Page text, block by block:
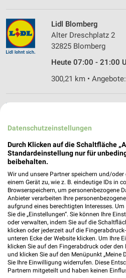
Lidl Blomberg
Alter Dreschplatz 2
32825 Blomberg
Heute 07:00 - 21:00
300,21 km •
32756 Detmold
Heute 07:00 - 21:00
ALDI Nord Blomberg
Schmuckenberger
32825 Blomberg
Heute 07:00 - 20:00
300,25 km •
Datenschutzeinstellungen
Durch Klicken auf die Schaltfläche
Standardeinstellung nur für
beibehalten.
Wir und unsere Partner speichern und/
einem Gerät zu, wie z. B. eindeutige IDs in
Browserspeichern, um personenbezogene
Anbieter verarbeiten Ihre
aufgrund eines berechtigten Interesses.
Sie die „Einstellungen“. Sie können Ihre
oder verwalten, indem Sie auf die
klicken oder jederzeit auf die
unteren Ecke der Website klicken. Um Ihre
klicken Sie auf den Fingerabdruck oder
und klicken Sie auf den Menüpunkt „Meine
Sie Ihre Einwilligung widerrufen. Diese
Partnern mitgeteilt und haben keinen